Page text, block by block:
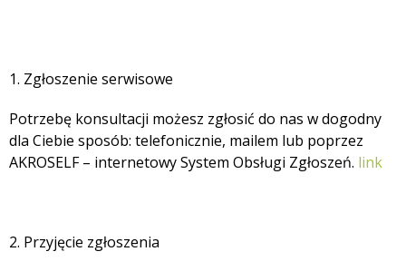
1. Zgłoszenie serwisowe
Potrzebę konsultacji możesz zgłosić do nas w dogodny
dla Ciebie sposób: telefonicznie, mailem lub poprzez
AKROSELF – internetowy System Obsługi Zgłoszeń. link
2. Przyjęcie zgłoszenia